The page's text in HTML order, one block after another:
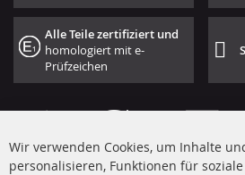
Alle Teile zertifiziert und
homologiert mit e-
Prüfzeichen
Wir verwenden Cookies, um Inhalte
personalisieren, Funktionen für